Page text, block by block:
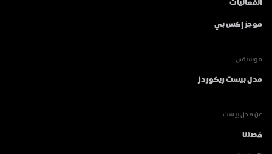
الفعاليات
موجز إكس بي
موسيقى
مدل بيست ريكوردز
عن مدل بيست
قصتنا